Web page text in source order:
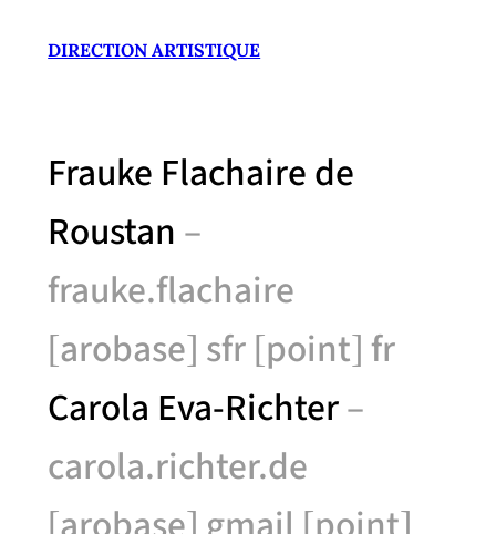
DIRECTION ARTISTIQUE
Frauke Flachaire de
Roustan –
frauke.flachaire
[arobase] sfr [point] fr
Carola Eva-Richter–
carola.richter.de